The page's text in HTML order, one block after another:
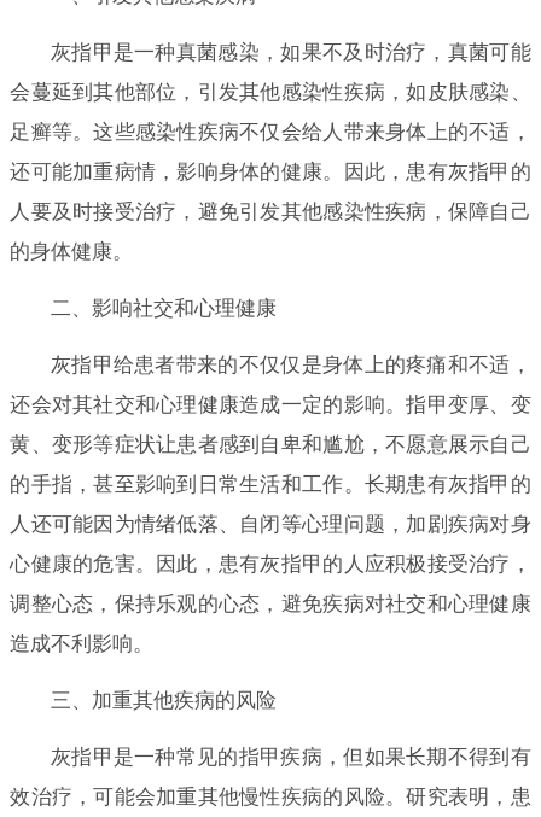
灰指甲是一种真菌感染，如果不及时治疗，真菌可能
会蔓延到其他部位，引发其他感染性疾病，如皮肤感染、
足癣等。这些感染性疾病不仅会给人带来身体上的不适，
还可能加重病情，影响身体的健康。因此，患有灰指甲的
人要及时接受治疗，避免引发其他感染性疾病，保障自己
的身体健康。
二、影响社交和心理健康
灰指甲给患者带来的不仅仅是身体上的疼痛和不适，
还会对其社交和心理健康造成一定的影响。指甲变厚、变
黄、变形等症状让患者感到自卑和尴尬，不愿意展示自己
的手指，甚至影响到日常生活和工作。长期患有灰指甲的
人还可能因为情绪低落、自闭等心理问题，加剧疾病对身
心健康的危害。因此，患有灰指甲的人应积极接受治疗，
调整心态，保持乐观的心态，避免疾病对社交和心理健康
造成不利影响。
三、加重其他疾病的风险
灰指甲是一种常见的指甲疾病，但如果长期不得到有
效治疗，可能会加重其他慢性疾病的风险。研究表明，患